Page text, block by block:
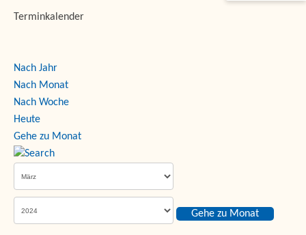
Terminkalender
Nach Jahr
Nach Monat
Nach Woche
Heute
Gehe zu Monat
Gehe zu Monat